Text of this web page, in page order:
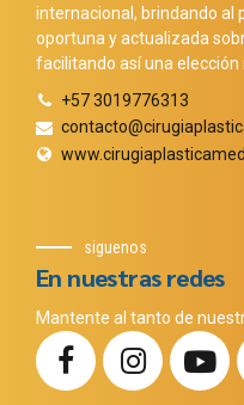
internacional, brindando al
oportuna y actualizada
facilitando así una elección
+57 3019776313
siguenos
En nuestras redes
Mantente al tanto de